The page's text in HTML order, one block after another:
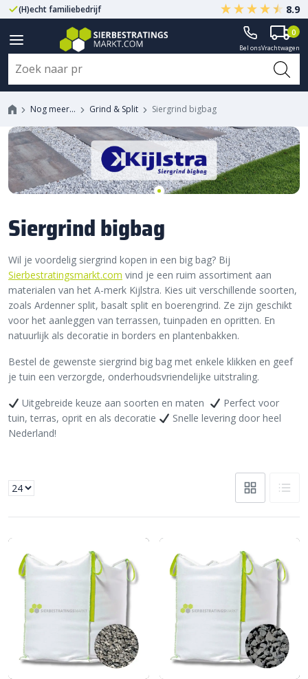
(H)echt familiebedrijf Gegarandeerd A-kwaliteit
8.9
Bel onsVrachtwagen
0
Nog meer… Grind & Split Siergrind bigbag
Siergrind bigbag
Wil je voordelig siergrind kopen in een big bag? Bij
Sierbestratingsmarkt.com vind je een ruim assortiment aan
materialen van het A-merk Kijlstra. Kies uit verschillende soorten,
zoals Ardenner split, basalt split en boerengrind. Ze zijn geschikt
voor het aanleggen van terrassen, tuinpaden en opritten. En
natuurlijk als decoratie in borders en plantenbakken.
Bestel de gewenste siergrind big bag met enkele klikken en geef
je tuin een verzorgde, onderhoudsvriendelijke uitstraling.
Uitgebreide keuze aan soorten en maten
Perfect voor
tuin, terras, oprit en als decoratie
Snelle levering door heel
Nederland!